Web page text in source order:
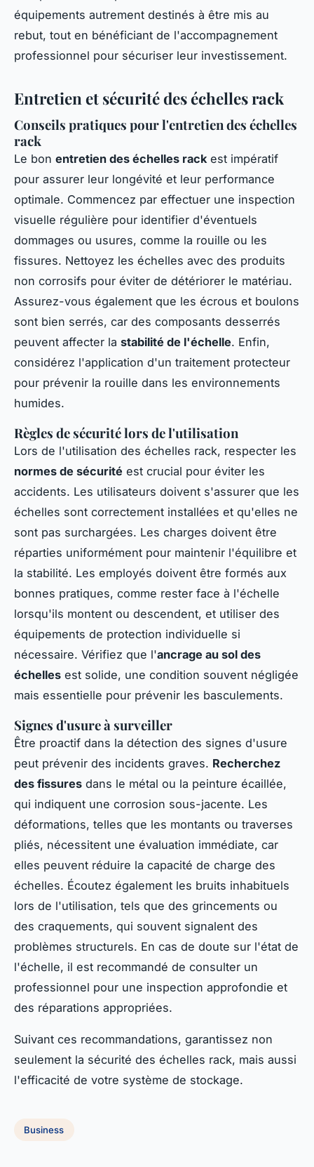
équipements autrement destinés à être mis au
rebut, tout en bénéficiant de l'accompagnement
professionnel pour sécuriser leur investissement.
Entretien et sécurité des échelles rack
Conseils pratiques pour l'entretien des échelles
rack
Le bon entretien des échelles rackest impératif
pour assurer leur longévité et leur performance
optimale. Commencez par effectuer une inspection
visuelle régulière pour identifier d'éventuels
dommages ou usures, comme la rouille ou les
fissures. Nettoyez les échelles avec des produits
non corrosifs pour éviter de détériorer le matériau.
Assurez-vous également que les écrous et boulons
sont bien serrés, car des composants desserrés
peuvent affecter la stabilité de l'échelle. Enfin,
considérez l'application d'un traitement protecteur
pour prévenir la rouille dans les environnements
humides.
Règles de sécurité lors de l'utilisation
Lors de l'utilisation des échelles rack, respecter les
normes de sécurité est crucial pour éviter les
accidents. Les utilisateurs doivent s'assurer que les
échelles sont correctement installées et qu'elles ne
sont pas surchargées. Les charges doivent être
réparties uniformément pour maintenir l'équilibre et
la stabilité. Les employés doivent être formés aux
bonnes pratiques, comme rester face à l'échelle
lorsqu'ils montent ou descendent, et utiliser des
équipements de protection individuelle si
nécessaire. Vérifiez que l'ancrage au sol des
échelles est solide, une condition souvent négligée
mais essentielle pour prévenir les basculements.
Signes d'usure à surveiller
Être proactif dans la détection des signes d'usure
peut prévenir des incidents graves. Recherchez
des fissures dans le métal ou la peinture écaillée,
qui indiquent une corrosion sous-jacente. Les
déformations, telles que les montants ou traverses
pliés, nécessitent une évaluation immédiate, car
elles peuvent réduire la capacité de charge des
échelles. Écoutez également les bruits inhabituels
lors de l'utilisation, tels que des grincements ou
des craquements, qui souvent signalent des
problèmes structurels. En cas de doute sur l'état de
l'échelle, il est recommandé de consulter un
professionnel pour une inspection approfondie et
des réparations appropriées.
Suivant ces recommandations, garantissez non
seulement la sécurité des échelles rack, mais aussi
l'efficacité de votre système de stockage.
Business